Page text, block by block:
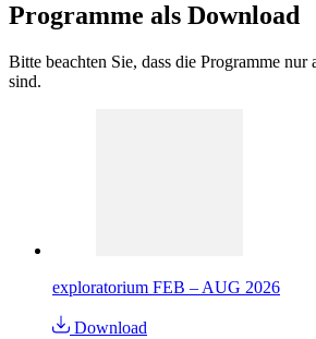
Programme als Download
Bitte beachten Sie, dass die Programme nur
sind.
exploratorium FEB – AUG 2026
Download